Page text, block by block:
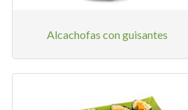
Alcachofas con guisantes